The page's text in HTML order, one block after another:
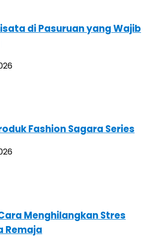
di Pasuruan yang Wajib
Fashion Sagara Series
Menghilangkan Stres
Remaja